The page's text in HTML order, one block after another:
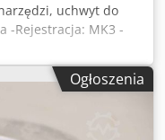
uchwyt do
-Rejestracja: MK3 -
do: 440 mm -
Waga: 11,1 kg
Ogłoszenia